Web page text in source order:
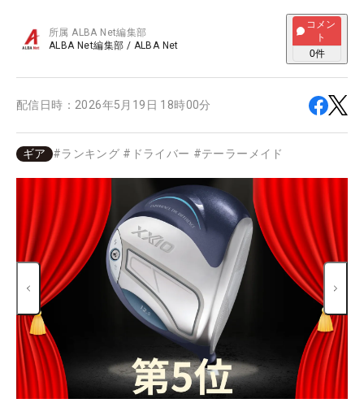
所属ALBA Net編集部
ALBA Net編集部 / ALBA Net
コメン
ト
0件
配信日時： 2026年5月19日 18時00分
ギア #ランキング # ドライバー #テーラーメイド